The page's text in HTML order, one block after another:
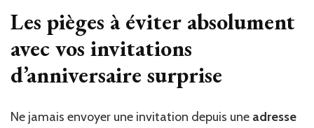
Les pièges à éviter absolument
avec vos invitations
d’anniversaire surprise
Ne jamais envoyer une invitation depuis une adresse